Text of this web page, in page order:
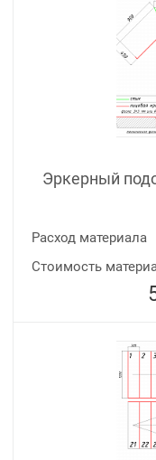
Эркерный
Расход материала
Стоимость